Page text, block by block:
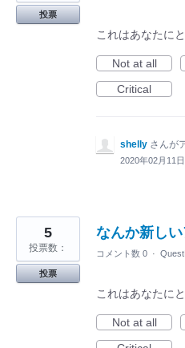
投票
これはあなたに
Not at all
Critical
shelly さんが
2020年02月11
なんか新し
5
投票数：
投票
コメント数 0 ·
これはあなたに
Not at all